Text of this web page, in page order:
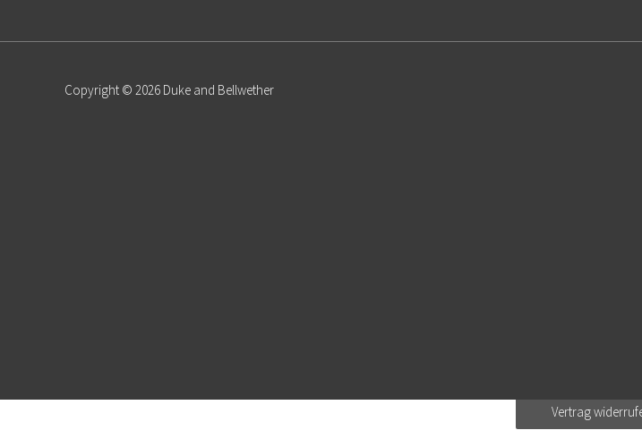
Copyright © 2026 Duke and Bellwether
Vertrag